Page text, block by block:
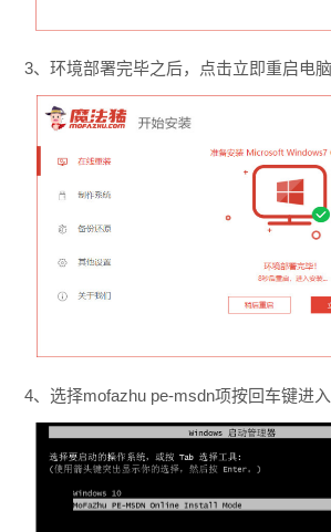
3、环境部署完毕之后，点击立即重启电脑
4、选择mofazhu pe-msdn项按回车键进入